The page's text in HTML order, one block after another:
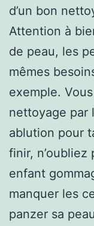
d’un bon
Attention à
de peau, les
mêmes
exemple.
nettoyage par
ablution pour
finir,
enfant
manquer les
panzer sa